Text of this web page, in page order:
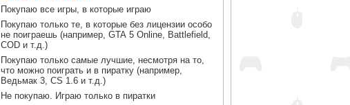
Покупаю все игры, в которые играю
Покупаю только те, в которые без лицензии особо
не поиграешь (например, GTA 5 Online, Battlefield,
COD и т.д.)
Покупаю только самые лучшие, несмотря на то,
что можно поиграть и в пиратку (например,
Ведьмак 3, CS 1.6 и т.д.)
Не покупаю. Играю только в пиратки